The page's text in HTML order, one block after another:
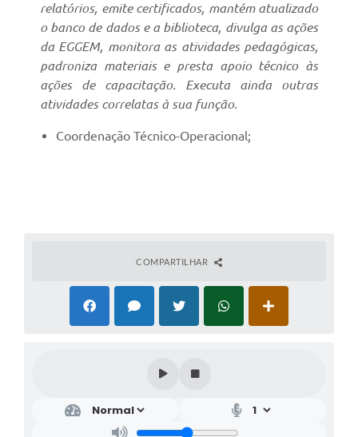
relatórios, emite certificados, mantém atualizado
o banco de dados e a biblioteca, divulga as ações
da EGGEM, monitora as atividades pedagógicas,
padroniza materiais e presta apoio técnico às
ações de capacitação. Executa ainda outras
atividades correlatas à sua função.
Coordenação Técnico-Operacional;
COMPARTILHAR